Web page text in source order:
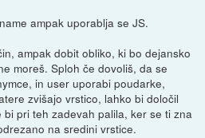
ampak uporablja se JS.
ampak dobit obliko, ki bo dejansko
moreš. Sploh če dovoliš, da se
in user uporabi poudarke,
zvišajo vrstico, lahko bi določil
pri teh zadevah palila, ker se ti zna
na sredini vrstice.